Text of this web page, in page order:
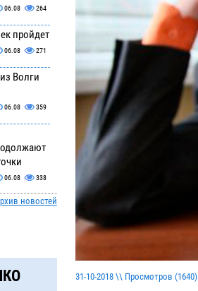
06.08 264
пройдет
06.08 271
Волги
06.08 359
06.08 338
Москве
новостей
31-10-2018 \\ Просмотров (1640)